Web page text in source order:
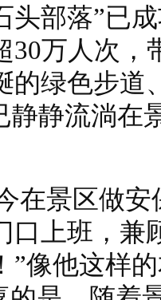
头部落”已
30万人次，
的绿色步道
静静流淌在
在景区做
口上班，兼
”像他这样